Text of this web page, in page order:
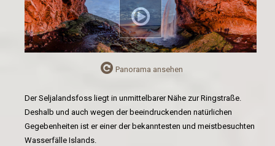
Panorama ansehen
Der Seljalandsfoss liegt in unmittelbarer Nähe zur Ringstraße.
Deshalb und auch wegen der beeindruckenden natürlichen
Gegebenheiten ist er einer der bekanntesten und meistbesuchten
Wasserfälle Islands.